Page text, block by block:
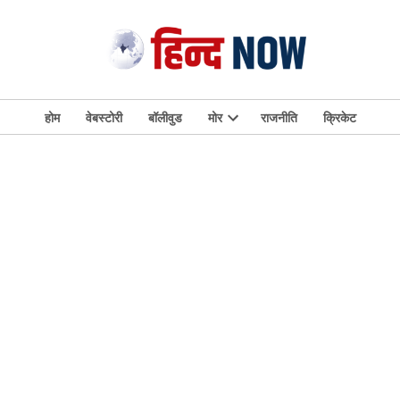
होम वेबस्टोरी बॉलीवुड मोर
Open
राजनीति क्रिकेट